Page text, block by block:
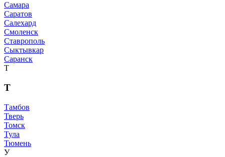
Самара
Саратов
Салехард
Смоленск
Ставрополь
Сыктывкар
Саранск
Т
Т
Тамбов
Тверь
Томск
Тула
Тюмень
У